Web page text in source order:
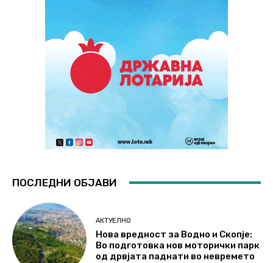
ПОСЛЕДНИ ОБЈАВИ
АКТУЕЛНО
Нова вредност за Водно и Скопје:
Во подготовка нов моторички парк
од дрвјата паднати во невремето